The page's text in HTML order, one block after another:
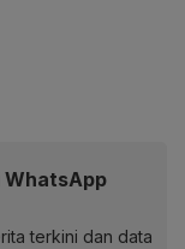
terkini dan data